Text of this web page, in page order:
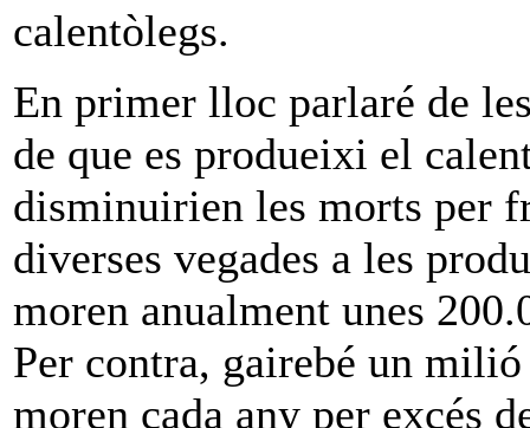
calentòlegs.
En primer lloc parlaré de
de que es produeixi el
disminuirien les morts per
diverses vegades a les
moren anualment unes
Per contra, gairebé un
moren cada any per excés